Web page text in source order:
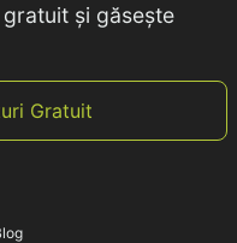
și găsește
Gratuit